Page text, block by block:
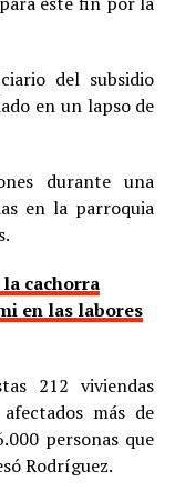
del subsidio
en un lapso de
durante una
en la parroquia
la cachorra
en las labores
212 viviendas
más de
personas que
Rodríguez.